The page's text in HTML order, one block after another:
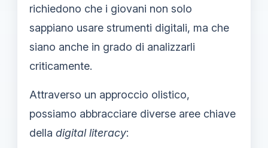
richiedono che i giovani non solo
sappiano usare strumenti digitali, ma che
siano anche in grado di analizzarli
criticamente.
Attraverso un approccio olistico,
possiamo abbracciare diverse aree chiave
della digital literacy: